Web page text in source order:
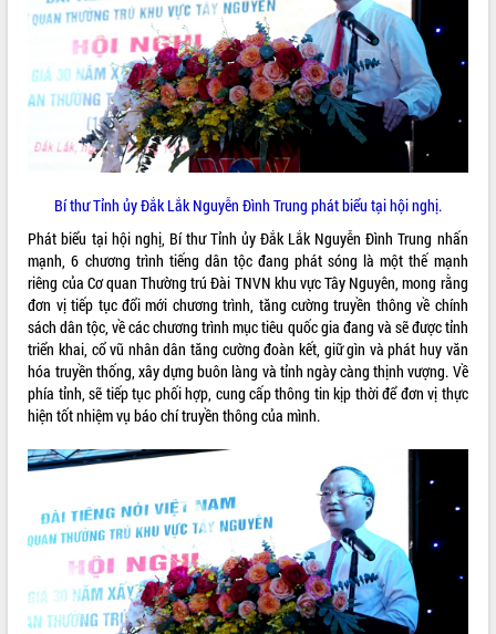
Thứ trưởng Bộ Nông nghiệp và Môi
trường Nguyễn Hoàng Hiệp khảo sát
vùng trồng và doanh nghiệp đóng gói
sầu riêng tại Đắk Lắk
Trình diễn nghệ thuật chế biến các
món ăn từ sầu riêng
Đắk Lắk công bố Quy hoạch và xúc
tiến đầu tư tỉnh
Ngành cá ngừ Đắk Lắk chủ động thích
ứng để giữ vững thị trường xuất khẩu
Diễn đàn Kinh tế tư nhân Việt Nam đột
phá cơ chế - Hợp tác công tư
Đề án 06 tạo bước ngoặt đột phá trong
cải cách hành chính tỉnh Đắk Lắk
Kết nối tour, đẩy mạnh chuyển đổi số
để phát triển du lịch Đắk Lắk
Khởi động Dự án Đầu tư xây dựng hạ
Tiến
Gặp mặt các cơ quan báo chí nhân Kỷ
niệm 101 năm Ngày Báo chí Cách
mạng Việt Nam
Đắk Lắk sơ kết 4 năm triển khai thực
hiện Đề án 06 của Chính phủ
Họp báo thông tin về Hội nghị Công bố
Bí thư Tỉnh ủy Đắk Lắk Nguyễn Đình Trung phát biểu tại hội nghị.
Phát biểu tại hội nghị, Bí thư Tỉnh ủy Đắk Lắk Nguyễn Đình Trung nhấn
mạnh, 6 chương trình tiếng dân tộc đang phát sóng là một thế mạnh
riêng của Cơ quan Thường trú Đài TNVN khu vực Tây Nguyên, mong rằng
đơn vị tiếp tục đổi mới chương trình, tăng cường truyền thông về chính
sách dân tộc, về các chương trình mục tiêu quốc gia đang và sẽ được tỉnh
triển khai, cổ vũ nhân dân tăng cường đoàn kết, giữ gìn và phát huy văn
hóa truyền thống, xây dựng buôn làng và tỉnh ngày càng thịnh vượng. Về
phía tỉnh, sẽ tiếp tục phối hợp, cung cấp thông tin kịp thời để đơn vị thực
hiện tốt nhiệm vụ báo chí truyền thông của mình.